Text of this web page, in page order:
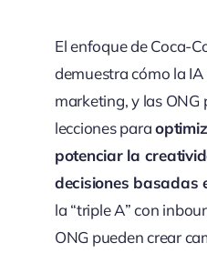
El enfoque de Coca-
demuestra cómo la
marketing, y las
lecciones para
potenciar la
decisiones basadas
la “triple A” con
ONG pueden crear